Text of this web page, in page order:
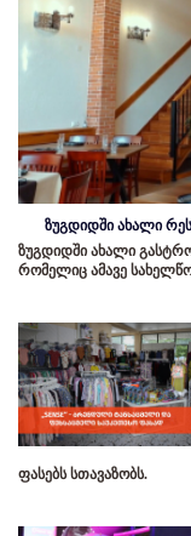
ზუგდიდში ახალი
ზუგდიდში ახალი
რომელიც ამავე
ფასებს სთავაზობს.